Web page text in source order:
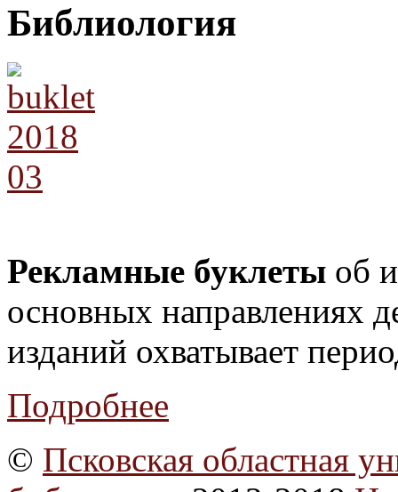
Библиология
Рекламные буклеты об
основных направлениях
изданий охватывает
Подробнее
© Псковская областная